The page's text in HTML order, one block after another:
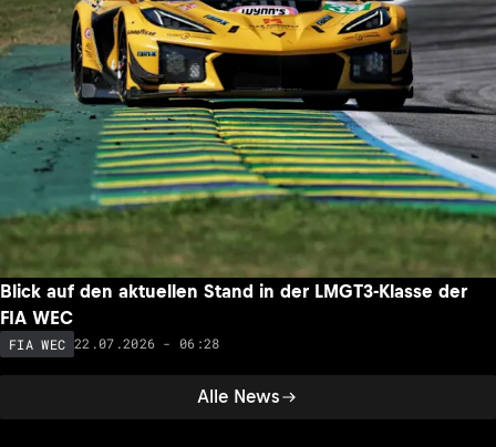
Alle News
Blick auf den aktuellen Stand in der LMGT3-Klasse der
FIA WEC
FIA WEC 22.07.2026 - 06:28